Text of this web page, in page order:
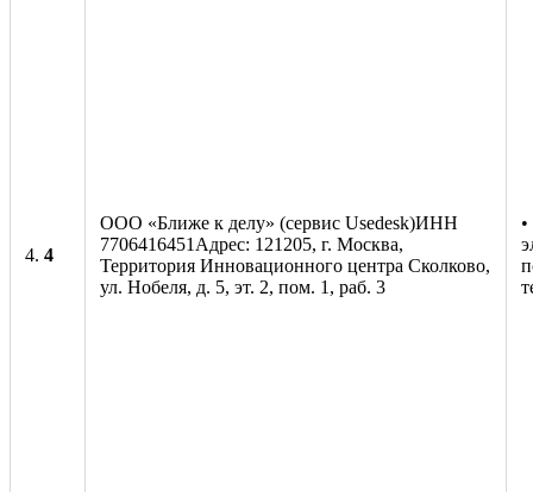
4. 4
ООО «Ближе к делу» (сервис Usedesk)ИНН
7706416451Адрес: 121205, г. Москва,
Территория Инновационного центра Сколково,
ул. Нобеля, д. 5, эт. 2, пом. 1, раб. 3